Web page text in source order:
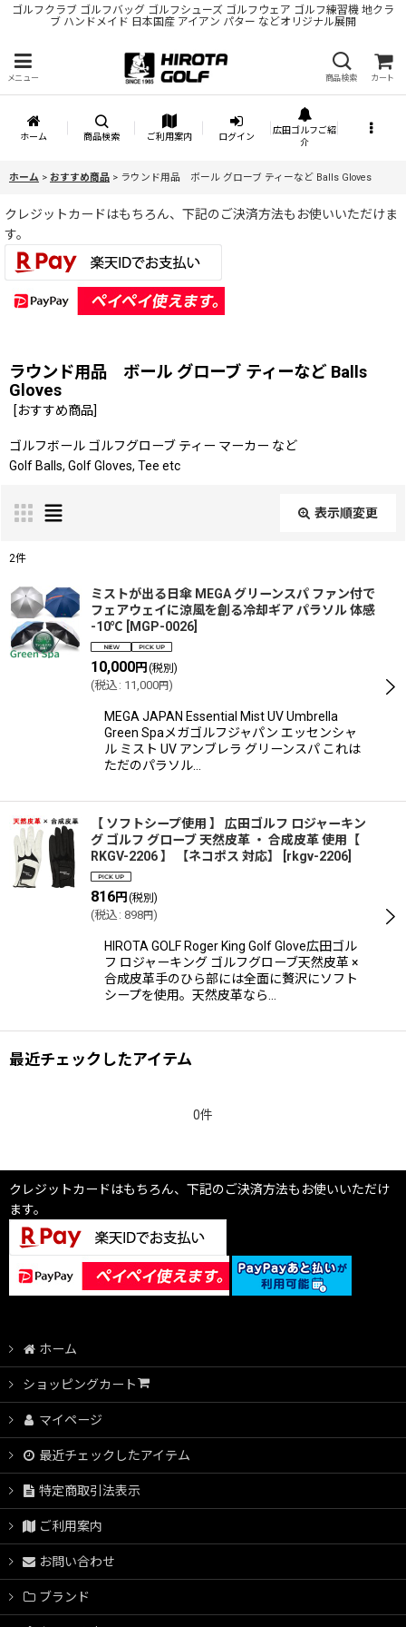
ゴルフクラブ ゴルフバッグ ゴルフシューズ ゴルフウェア ゴルフ練習機 地クラ
ブ ハンドメイド 日本国産 アイアン パター などオリジナル展開
メニュー 商品検索 カート
ホーム 商品検索 ご利用案内 ログイン
広田ゴルフご紹
介
ホーム > おすすめ商品 > ラウンド用品 ボール グローブ ティーなど Balls Gloves
クレジットカードはもちろん、下記のご決済方法もお使いいただけま
す。
ラウンド用品 ボール グローブ ティーなど Balls
Gloves
[おすすめ商品]
ゴルフボール ゴルフグローブ ティー マーカー など
Golf Balls, Golf Gloves, Tee etc
表示順変更
表示数:
並び順:
2件
ミストが出る日傘 MEGA グリーンスパ ファン付で
フェアウェイに涼風を創る冷却ギア パラソル 体感
-10℃
MGP-0026
10,000円 (税別)
(税込 : 11,000円)
MEGA JAPAN Essential Mist UV Umbrella
Green Spaメガゴルフジャパン エッセンシャ
ル ミスト UV アンブレラ グリーンスパ これは
ただのパラソル…
【 ソフトシープ使用 】 広田ゴルフ ロジャーキン
グ ゴルフ グローブ 天然皮革 ・ 合成皮革 使用【
RKGV-2206 】 【ネコポス 対応】
rkgv-2206
816円 (税別)
(税込 : 898円)
HIROTA GOLF Roger King Golf Glove広田ゴル
フ ロジャーキング ゴルフグローブ天然皮革 ×
合成皮革手のひら部には全面に贅沢にソフト
シープを使用。天然皮革なら…
最近チェックしたアイテム
0件
クレジットカードはもちろん、下記のご決済方法もお使いいただけ
ます。
ホーム
ショッピングカート
マイページ
最近チェックしたアイテム
特定商取引法表示
ご利用案内
お問い合わせ
ブランド